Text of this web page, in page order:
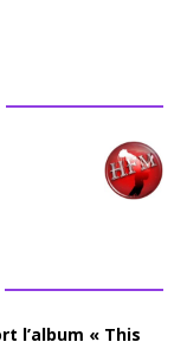
l’album « This